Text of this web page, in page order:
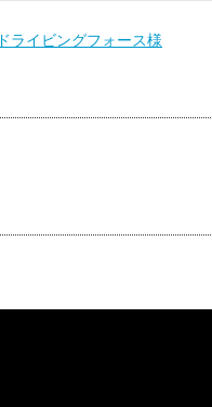
ドライビングフォース様